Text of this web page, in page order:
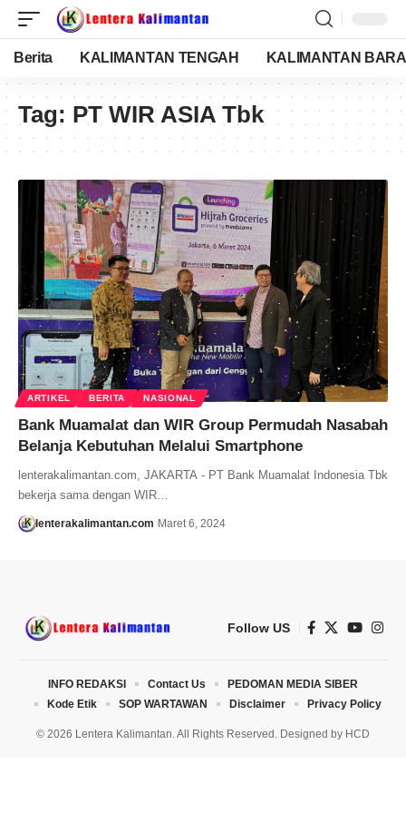
Berita KALIMANTAN TENGAH KALIMANTAN
Tag: PT WIR ASIA Tbk
ARTIKEL BERITA NASIONAL
Bank Muamalat dan WIR Group Permudah Nasabah
Belanja Kebutuhan Melalui Smartphone
lenterakalimantan.com, JAKARTA - PT Bank Muamalat Indonesia Tbk
bekerja sama dengan WIR…
lenterakalimantan.com Maret 6, 2024
Follow US
© 2026 Lentera Kalimantan. All Rights Reserved. Designed by HCD
INFO REDAKSI Contact Us
PEDOMAN MEDIA SIBER
Kode Etik
SOP WARTAWAN Disclaimer Privacy Policy